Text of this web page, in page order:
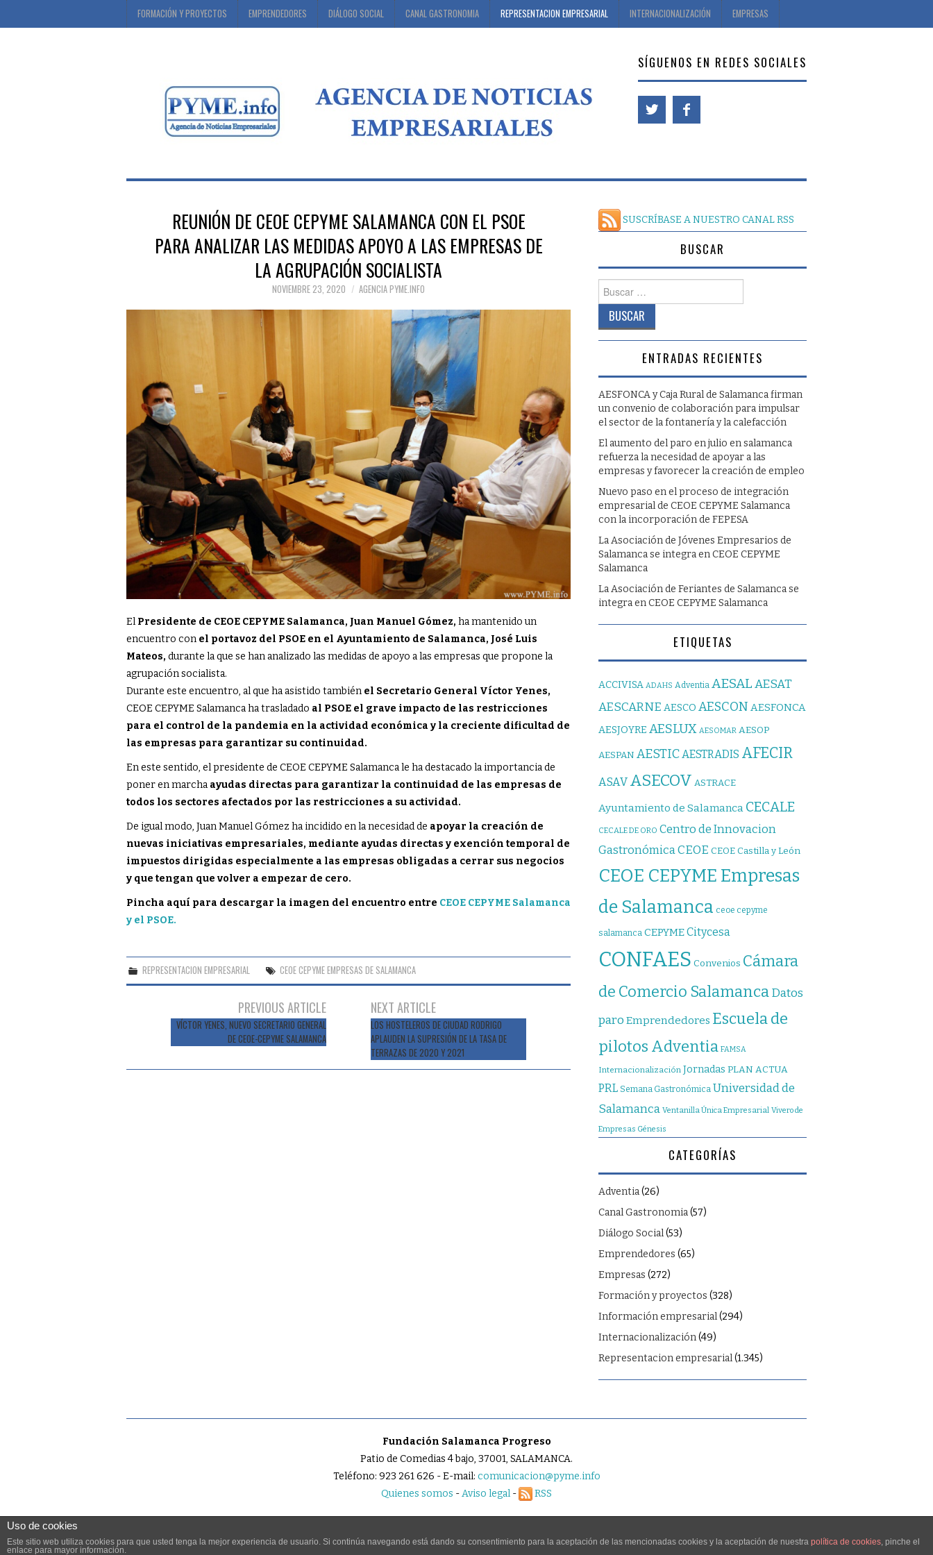
FORMACIÓN Y PROYECTOS EMPRENDEDORES DIÁLOGO SOCIAL CANAL GASTRONOMIA REPRESENTACION EMPRESARIAL INTERNACIONALIZACIÓN EMPRESAS
SÍGUENOS EN REDES SOCIALES
REUNIÓN DE CEOE CEPYME SALAMANCA CON EL PSOE
PARA ANALIZAR LAS MEDIDAS APOYO A LAS EMPRESAS DE
LA AGRUPACIÓN SOCIALISTA
NOVIEMBRE 23, 2020 AGENCIA PYME.INFO
El Presidente de CEOE CEPYME Salamanca, Juan Manuel Gómez, ha mantenido un
encuentro con el portavoz del PSOE en el Ayuntamiento de Salamanca, José Luis
Mateos, durante la que se han analizado las medidas de apoyo a las empresas que propone la
agrupación socialista.
Durante este encuentro, al que ha asistido también el Secretario General Víctor Yenes,
CEOE CEPYME Salamanca ha trasladado al PSOE el grave impacto de las restricciones
para el control de la pandemia en la actividad económica y la creciente dificultad de
las empresas para garantizar su continuidad.
En este sentido, el presidente de CEOE CEPYME Salamanca le ha destacado la importancia de
poner en marcha ayudas directas para garantizar la continuidad de las empresas de
todos los sectores afectados por las restricciones a su actividad.
De igual modo, Juan Manuel Gómez ha incidido en la necesidad de apoyar la creación de
nuevas iniciativas empresariales, mediante ayudas directas y exención temporal de
impuestos dirigidas especialmente a las empresas obligadas a cerrar sus negocios
y que tengan que volver a empezar de cero.
Pincha aquí para descargar la imagen del encuentro entre CEOE CEPYME Salamanca
y el PSOE.
REPRESENTACION EMPRESARIAL CEOE CEPYME EMPRESAS DE SALAMANCA
entradas
PREVIOUS ARTICLE
VÍCTOR YENES, NUEVO SECRETARIO GENERAL
DE CEOE-CEPYME SALAMANCA
NEXT ARTICLE
LOS HOSTELEROS DE CIUDAD RODRIGO
APLAUDEN LA SUPRESIÓN DE LA TASA DE
TERRAZAS DE 2020 Y 2021
SUSCRÍBASE A NUESTRO CANAL RSS
BUSCAR
ENTRADAS RECIENTES
AESFONCA y Caja Rural de Salamanca firman
un convenio de colaboración para impulsar
el sector de la fontanería y la calefacción
El aumento del paro en julio en salamanca
refuerza la necesidad de apoyar a las
empresas y favorecer la creación de empleo
Nuevo paso en el proceso de integración
empresarial de CEOE CEPYME Salamanca
con la incorporación de FEPESA
La Asociación de Jóvenes Empresarios de
Salamanca se integra en CEOE CEPYME
Salamanca
La Asociación de Feriantes de Salamanca se
integra en CEOE CEPYME Salamanca
ETIQUETAS
ACCIVISA ADAHS Adventia AESALAESAT
AESCARNE AESCO AESCON AESFONCA
AESJOYRE AESLUX AESOMAR AESOP
AESPAN AESTICAESTRADIS AFECIR
ASAV ASECOV ASTRACE
Ayuntamiento de Salamanca CECALE
CECALE DE ORO Centro de Innovacion
GastronómicaCEOE CEOE Castilla y León
CEOE CEPYME Empresas
de Salamanca ceoe cepyme
salamanca CEPYMECitycesa
CONFAES Convenios Cámara
de Comercio SalamancaDatos
paroEmprendedores Escuela de
pilotos Adventia FAMSA
Internacionalización Jornadas PLAN ACTUA
PRL Semana Gastronómica Universidad de
Salamanca Ventanilla Única Empresarial Vivero de
Empresas Génesis
CATEGORÍAS
Adventia(26)
Canal Gastronomia(57)
Diálogo Social(53)
Emprendedores (65)
Empresas (272)
Formación y proyectos (328)
Información empresarial(294)
Internacionalización(49)
Representacion empresarial(1.345)
Fundación Salamanca Progreso
Patio de Comedias 4 bajo, 37001, SALAMANCA.
Teléfono: 923 261 626 - E-mail: comunicacion@pyme.info
Quienes somos -Aviso legal - RSS
Uso de cookies
Este sitio web utiliza cookies para que usted tenga la mejor experiencia de usuario. Si continúa navegando está dando su consentimiento para la aceptación de las mencionadas cookies y la aceptación de nuestra política de cookies, pinche el
enlace para mayor información.